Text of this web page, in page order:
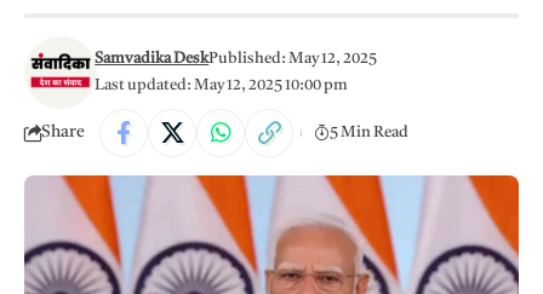
Last updated: May 12, 2025 10:00 pm
Samvadika DeskPublished: May 12, 2025
Share 5 Min Read